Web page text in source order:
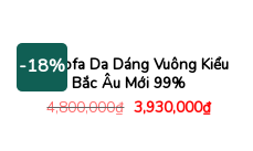
-18%
Bộ Sofa Da Dáng Vuông Kiểu
Bắc Âu Mới 99%
4,800,000₫ Giá
gốc
3,930,000₫Giá
hiện